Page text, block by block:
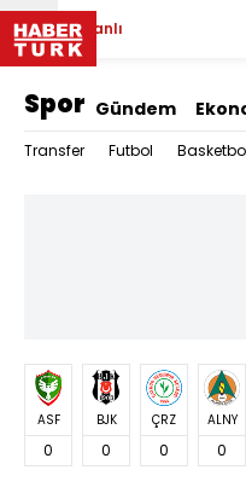
Canlı
Spor Gündem
Transfer Futbol
ASF
0
BJK
0
ÇRZ
0
ALNY
0